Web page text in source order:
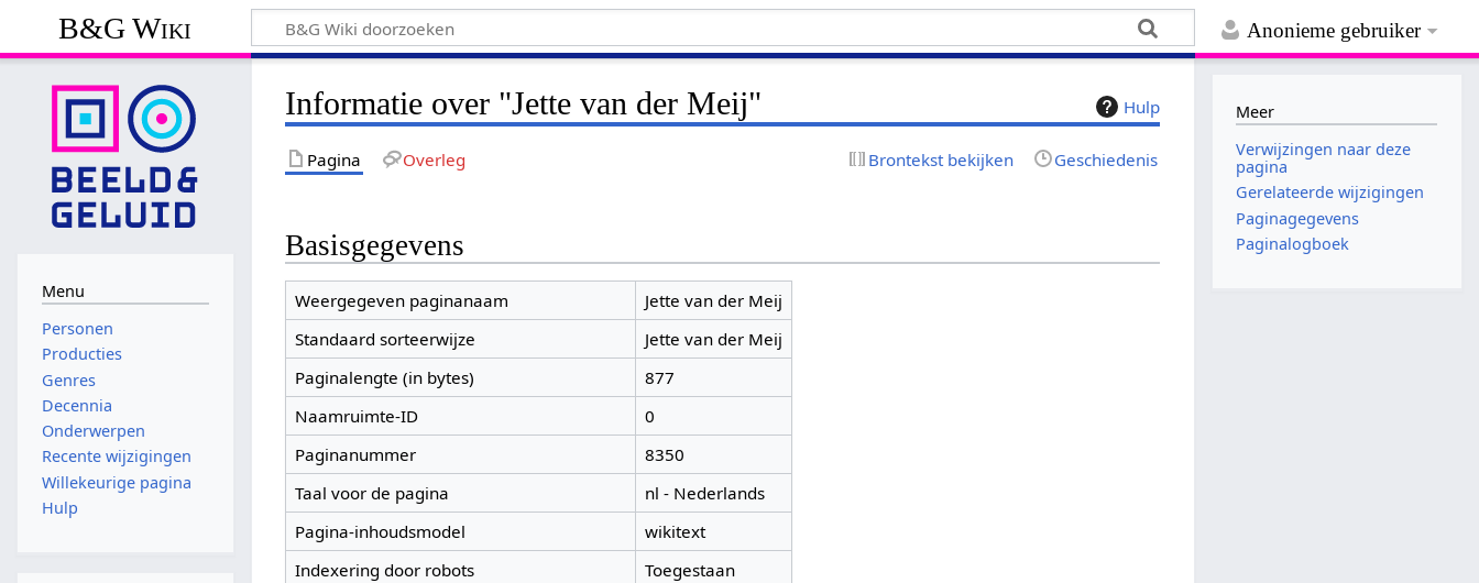
Anonieme gebruiker
B&G Wiki
Hulp
Informatie over "Jette van der Meij"
Pagina Overleg Brontekst bekijken Geschiedenis
Basisgegevens
Weergegeven paginanaam
Jette van der Meij
Standaard sorteerwijze
Jette van der Meij
Paginalengte (in bytes)
877
Naamruimte-ID
0
Paginanummer
8350
Taal voor de pagina
nl - Nederlands
Pagina-inhoudsmodel
wikitext
Indexering door robots
Toegestaan
Menu
Personen
Producties
Genres
Decennia
Onderwerpen
Recente wijzigingen
Willekeurige pagina
Hulp
Meer
Verwijzingen naar deze
pagina
Gerelateerde wijzigingen
Paginagegevens
Paginalogboek